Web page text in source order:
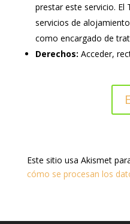
prestar este servicio.
servicios de
como encargado de
Derechos: Acceder,
Este sitio usa Akismet
cómo se procesan los